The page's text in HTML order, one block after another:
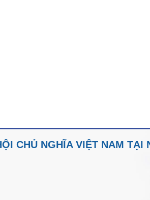
CHỦ NGHĨA VIỆT NAM TẠI